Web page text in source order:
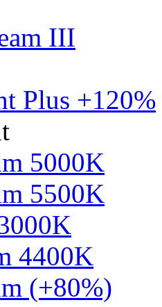
III
Plus +120%
5000K
5500K
4400K
(+80%)